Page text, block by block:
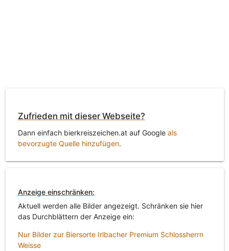
Zufrieden mit dieser Webseite?
Dann einfach bierkreiszeichen.at auf Google als
bevorzugte Quelle hinzufügen.
Anzeige einschränken:
Aktuell werden alle Bilder angezeigt. Schränken sie hier
das Durchblättern der Anzeige ein:
Nur Bilder zur Biersorte Irlbacher Premium Schlossherrn
Weisse